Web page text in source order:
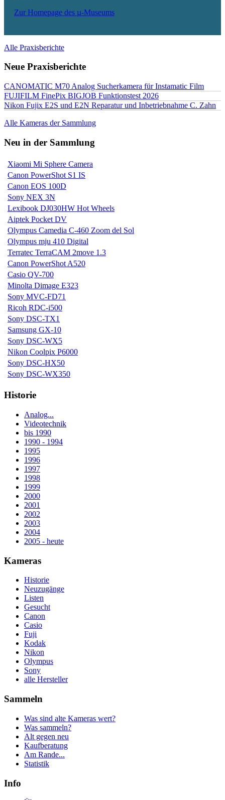
Zur Homepage des µ-Museums
Alle Praxisberichte
Neue Praxisberichte
CANOMATIC M70 Analog Sucherkamera für Instamatic Film
FUJIFILM FinePix BIGJOB Funktionstest 2026
Nikon Fujix E2S und E2N Reparatur und Inbetriebnahme C. Zahn
Alle Kameras der Sammlung
Neu in der Sammlung
Xiaomi Mi Sphere Camera
Canon PowerShot S1 IS
Canon EOS 100D
Sony NEX 3N
Lexibook DJ030HW Hot Wheels
Aiptek Pocket DV
Olympus Camedia C-460 Zoom del Sol
Olympus mju 410 Digital
Terratec TerraCAM 2move 1.3
Canon PowerShot A520
Casio QV-700
Minolta Dimage E323
Sony MVC-FD71
Ricoh RDC-i500
Sony DSC-TX1
Samsung GX-10
Sony DSC-WX5
Nikon Coolpix P6000
Sony DSC-HX50
Sony DSC-WX350
Historie
Analog...
Videotechnik
bis 1990
1990 - 1994
1995
1996
1997
1998
1999
2000
2001
2002
2003
2004
2005 - heute
Kameras
Historie
Neuzugänge
Listen
Gesucht
Canon
Casio
Fuji
Kodak
Nikon
Olympus
Sony
alle Hersteller
Sammeln
Was sind alte Kameras wert?
Was sammeln?
Alt gegen neu
Kaufberatung
Am Rande...
Statistik
Info